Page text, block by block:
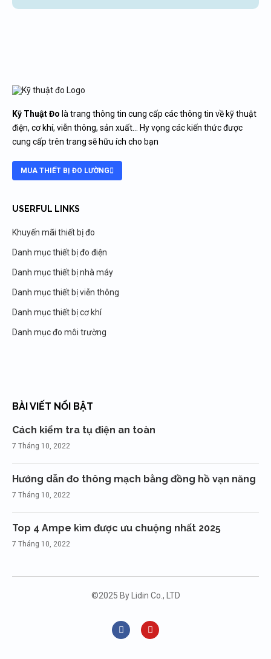
Kỹ Thuật Đo là trang thông tin cung cấp các thông tin về kỹ thuật
điện, cơ khí, viễn thông, sản xuất… Hy vọng các kiến thức được
cung cấp trên trang sẽ hữu ích cho bạn
MUA THIẾT BỊ ĐO LƯỜNG
USERFUL LINKS
Khuyến mãi thiết bị đo
Danh mục thiết bị đo điện
Danh mục thiết bị nhà máy
Danh mục thiết bị viễn thông
Danh mục thiết bị cơ khí
Danh mục đo môi trường
BÀI VIẾT NỔI BẬT
Cách kiểm tra tụ điện an toàn
7 Tháng 10, 2022
Hướng dẫn đo thông mạch bằng đồng hồ vạn năng
7 Tháng 10, 2022
Top 4 Ampe kìm được ưu chuộng nhất 2025
7 Tháng 10, 2022
©2025 By Lidin Co., LTD